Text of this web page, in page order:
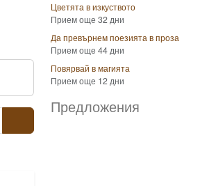
Цветята в изкуството
Прием още 32 дни
Да превърнем поезията в проза
Прием още 44 дни
Повярвай в магията
Прием още 12 дни
Предложения